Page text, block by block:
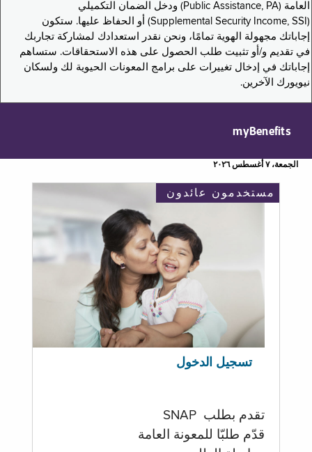
العامة (Public Assistance, PA) ودخل الضمان التكميلي
(Supplemental Security Income, SSI) أو الحفاظ عليها. ستكون
إجاباتك مجهولة الهوية تمامًا، ونحن نقدر استعدادك لمشاركة تجاربك
في تقديم و/أو تثبيت طلب الحصول على هذه الاستحقاقات. ستساهم
إجاباتك في إدخال تغييرات على برامج المعونات الحيوية لك ولسكان
نيويورك الآخرين.
myBenefits
الجمعة، ٧ أغسطس ٢٠٢٦
مستخدمون عائدون
تسجيل الدخول
تقدم بطلب SNAP
قدّم طلبّا للمعونة العامة